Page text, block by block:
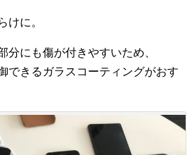
けに。
分にも傷が付きやすいため、
できるガラスコーティングがおす